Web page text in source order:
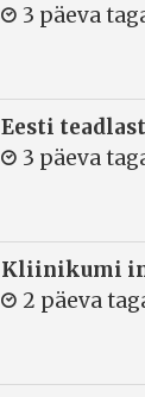
3 päeva
Eesti
3 päeva
Kliinikumi
2 päeva